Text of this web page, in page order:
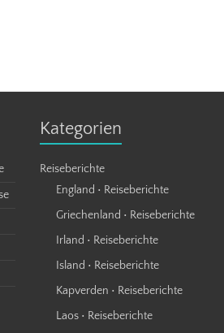
Kategorien
Reiseberichte
England • Reiseberichte
Griechenland • Reiseberichte
Irland • Reiseberichte
Island • Reiseberichte
Kapverden • Reiseberichte
Laos • Reiseberichte